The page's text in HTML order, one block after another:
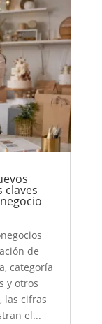
claves
de
categoría
y otros
las cifras
el...